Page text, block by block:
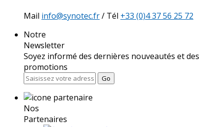
Mail info@synotec.fr/ Tél +33 (0)4 37 56 25 72
Notre
Newsletter
Soyez informé des dernières nouveautés et des
promotions
Go
Nos
Partenaires